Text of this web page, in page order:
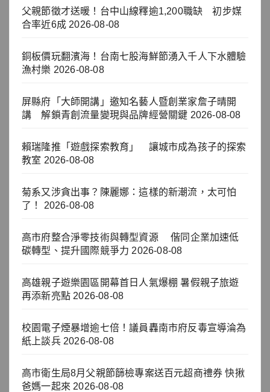
父親節徵才送暖！台中山線釋逾1,200職缺 初步媒
合率近6成 2026-08-08
銅板價玩翻濱海！台南七股海鮮節湧入千人下水體驗
漁村樂 2026-08-08
屏縣府「大師開講」邀知名藝人暨創業家詹子晴開
講 解鎖青創流量變現與品牌經營關鍵 2026-08-08
賴瑞隆推「遊戲探索教育」 讓城市成為孩子的探索
教室 2026-08-08
菊系又涉貪出事？陳麗娜：這樣的新潮流，太可怕
了！
2026-08-08
高市府整合淨零技術與轉型資源 偕同企業加速低
碳轉型、提升國際競爭力 2026-08-08
高雄親子遊樂園區開幕首日人氣爆棚 暑假親子旅遊
再添新亮點 2026-08-08
校園電子煙暴增逾七倍！議員轟南市府反毒宣導淪為
紙上談兵 2026-08-08
高市衛生局8月父親節篩檢專案送百元超商禮券 快揪
爸媽一起來 2026-08-08